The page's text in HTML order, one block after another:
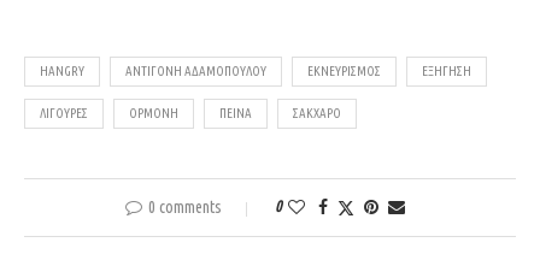
HANGRY ΑΝΤΙΓΌΝΗ ΑΔΑΜΟΠΟΎΛΟΥ ΕΚΝΕΥΡΙΣΜΌΣ ΕΞΗΓΗΣΗ
ΛΙΓΟΎΡΕΣ ΟΡΜΌΝΗ ΠΕΊΝΑ ΣΑΚΧΑΡΟ
0 comments 0